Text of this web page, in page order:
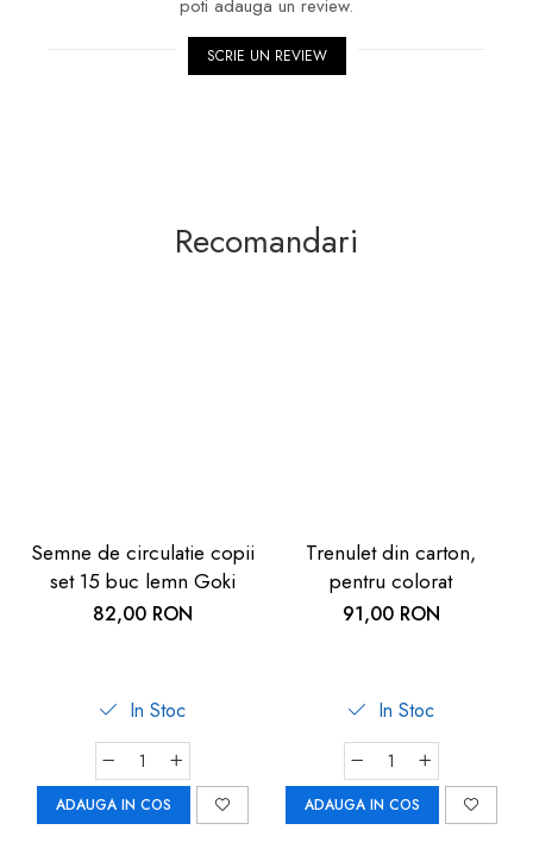
poti adauga un review.
SCRIE UN REVIEW
Recomandari
Semne de circulatie copii
set 15 buc lemn Goki
82,00 RON
In Stoc
ADAUGA IN COS
Trenulet din carton,
pentru colorat
91,00 RON
In Stoc
ADAUGA IN COS